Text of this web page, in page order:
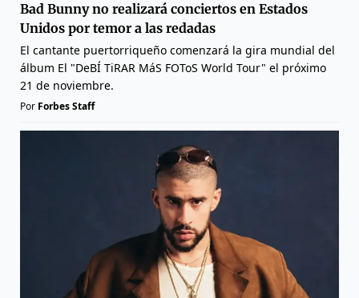
Bad Bunny no realizará conciertos en Estados
Unidos por temor a las redadas
El cantante puertorriqueño comenzará la gira mundial del
álbum El "DeBÍ TiRAR MáS FOToS World Tour" el próximo
21 de noviembre.
Por Forbes Staff